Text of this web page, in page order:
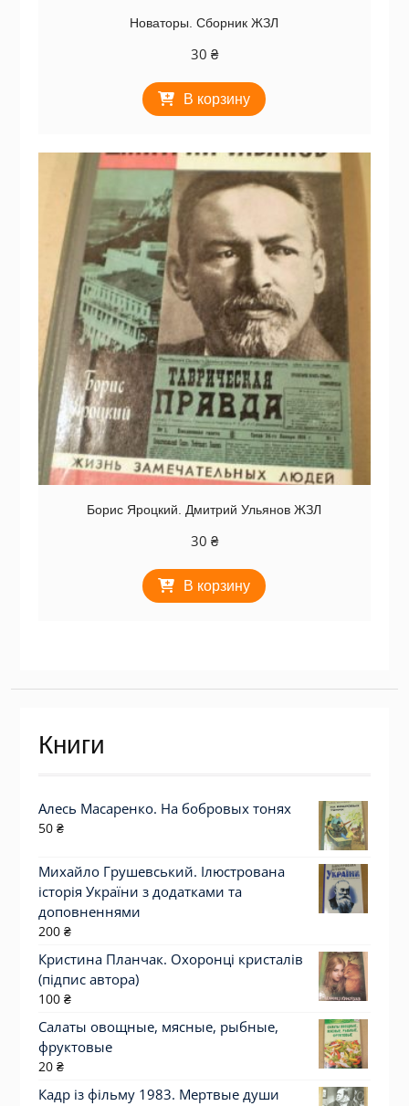
Новаторы. Сборник ЖЗЛ
30 ₴
В корзину
Борис Яроцкий. Дмитрий Ульянов ЖЗЛ
30 ₴
В корзину
Книги
Алесь Масаренко. На бобровых тонях
50 ₴
Михайло Грушевський. Ілюстрована
історія України з додатками та
доповненнями
200 ₴
Кристина Планчак. Охоронці кристалів
(підпис автора)
100 ₴
Салаты овощные, мясные, рыбные,
фруктовые
20 ₴
Кадр із фільму 1983. Мертвые души